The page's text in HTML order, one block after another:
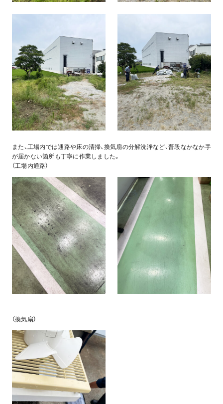
また、工場内では通路や床の清掃、換気扇の分解洗浄など、普段なかなか手
が届かない箇所も丁寧に作業しました。
（工場内通路）
（換気扇）